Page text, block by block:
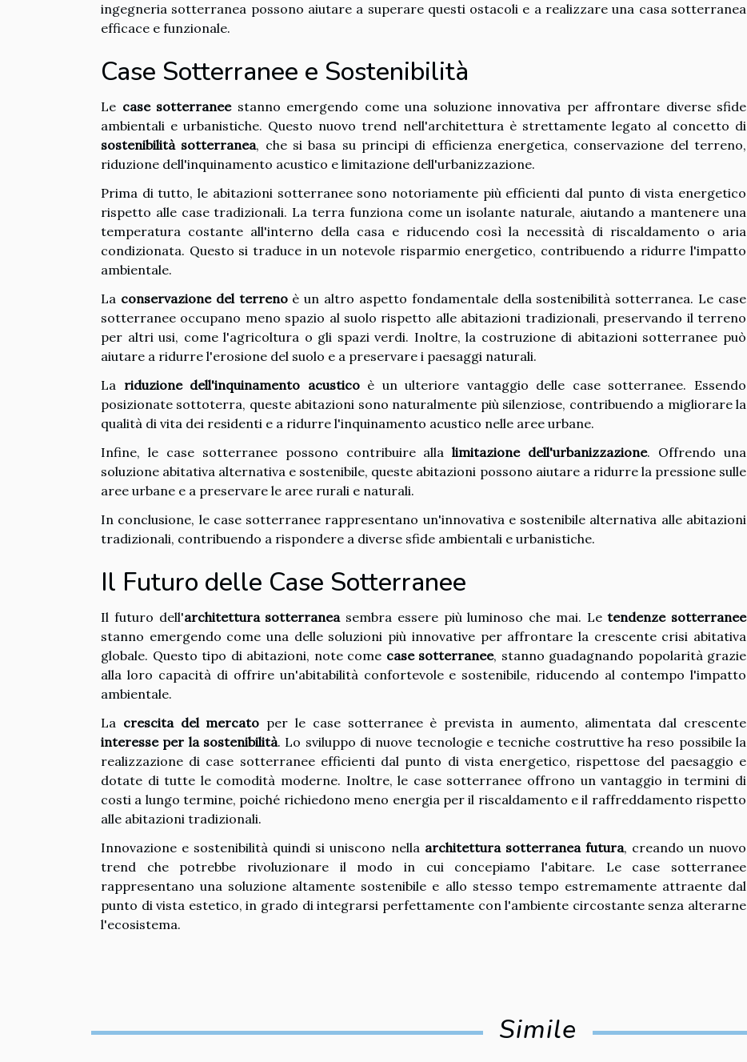
ingegneria sotterranea possono aiutare a superare questi ostacoli e a realizzare una casa sotterranea
efficace e funzionale.
Case Sotterranee e Sostenibilità
Le case sotterraneestanno emergendo come una soluzione innovativa per affrontare diverse sfide
ambientali e urbanistiche. Questo nuovo trend nell'architettura è strettamente legato al concetto di
sostenibilità sotterranea, che si basa su principi di efficienza energetica, conservazione del terreno,
riduzione dell'inquinamento acustico e limitazione dell'urbanizzazione.
Prima di tutto, le abitazioni sotterranee sono notoriamente più efficienti dal punto di vista energetico
rispetto alle case tradizionali. La terra funziona come un isolante naturale, aiutando a mantenere una
temperatura costante all'interno della casa e riducendo così la necessità di riscaldamento o aria
condizionata. Questo si traduce in un notevole risparmio energetico, contribuendo a ridurre l'impatto
ambientale.
La conservazione del terrenoè un altro aspetto fondamentale della sostenibilità sotterranea. Le case
sotterranee occupano meno spazio al suolo rispetto alle abitazioni tradizionali, preservando il terreno
per altri usi, come l'agricoltura o gli spazi verdi. Inoltre, la costruzione di abitazioni sotterranee può
aiutare a ridurre l'erosione del suolo e a preservare i paesaggi naturali.
La riduzione dell'inquinamento acusticoè un ulteriore vantaggio delle case sotterranee. Essendo
posizionate sottoterra, queste abitazioni sono naturalmente più silenziose, contribuendo a migliorare la
qualità di vita dei residenti e a ridurre l'inquinamento acustico nelle aree urbane.
Infine, le case sotterranee possono contribuire allalimitazione dell'urbanizzazione. Offrendo una
soluzione abitativa alternativa e sostenibile, queste abitazioni possono aiutare a ridurre la pressione sulle
aree urbane e a preservare le aree rurali e naturali.
In conclusione, le case sotterranee rappresentano un'innovativa e sostenibile alternativa alle abitazioni
tradizionali, contribuendo a rispondere a diverse sfide ambientali e urbanistiche.
Il Futuro delle Case Sotterranee
Il futuro dell'architettura sotterraneasembra essere più luminoso che mai. Letendenze sotterranee
stanno emergendo come una delle soluzioni più innovative per affrontare la crescente crisi abitativa
globale. Questo tipo di abitazioni, note come case sotterranee, stanno guadagnando popolarità grazie
alla loro capacità di offrire un'abitabilità confortevole e sostenibile, riducendo al contempo l'impatto
ambientale.
La crescita del mercato per le case sotterranee è prevista in aumento, alimentata dal crescente
interesse per la sostenibilità. Lo sviluppo di nuove tecnologie e tecniche costruttive ha reso possibile la
realizzazione di case sotterranee efficienti dal punto di vista energetico, rispettose del paesaggio e
dotate di tutte le comodità moderne. Inoltre, le case sotterranee offrono un vantaggio in termini di
costi a lungo termine, poiché richiedono meno energia per il riscaldamento e il raffreddamento rispetto
alle abitazioni tradizionali.
Innovazione e sostenibilità quindi si uniscono nella architettura sotterranea futura, creando un nuovo
trend che potrebbe rivoluzionare il modo in cui concepiamo l'abitare. Le case sotterranee
rappresentano una soluzione altamente sostenibile e allo stesso tempo estremamente attraente dal
punto di vista estetico, in grado di integrarsi perfettamente con l'ambiente circostante senza alterarne
l'ecosistema.
Simile